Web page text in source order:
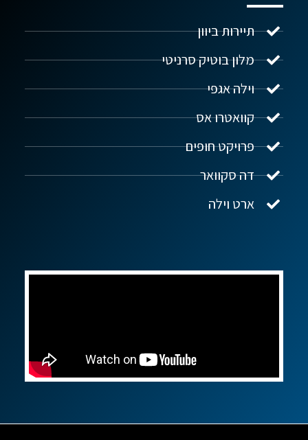
תיירות ביוון
מלון בוטיק סרניטי
וילה אגפי
קוואטרו אס
פרויקט חופים
דה סקוואר
ארט וילה
נדל"ן ביוון G.R.E
שלום! איך אפשר לעזור?